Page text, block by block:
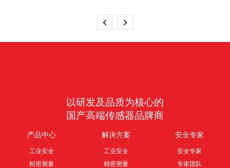
以研发及品质为核心的
国产高端传感器品牌商
产品中心
工业安全
精密测量
解决方案
工业安全
精密测量
安全专家
安全专家
专家团队